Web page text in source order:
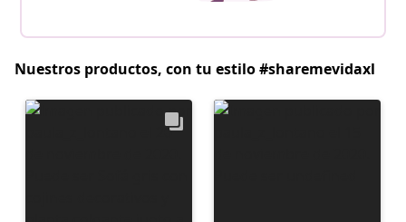
Nuestros productos, con tu estilo #sharemevidaxl